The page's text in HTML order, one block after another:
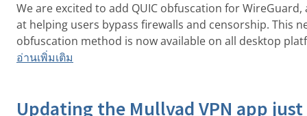
We are excited to add QUIC obfuscation for WireGuard,
at helping users bypass firewalls and censorship. This
obfuscation method is now available on all desktop
อ่านเพิ่มเติม
Updating the Mullvad VPN app